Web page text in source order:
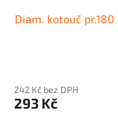
Diam. kotouč pr.180
242 Kč bez DPH
293 Kč